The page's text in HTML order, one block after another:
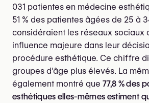
031 patientes en médecine
51 % des patientes âgées de 25 à
considéraient les réseaux sociaux
influence majeure dans leur
procédure esthétique. Ce chiffre
groupes d'âge plus élevés. La
également montré que 77,8 % des
esthétiques elles-mêmes estiment